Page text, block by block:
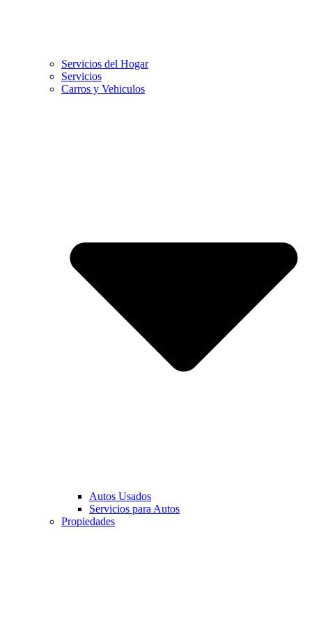
Servicios del Hogar
Servicios
Carros y Vehiculos
Autos Usados
Servicios para Autos
Propiedades